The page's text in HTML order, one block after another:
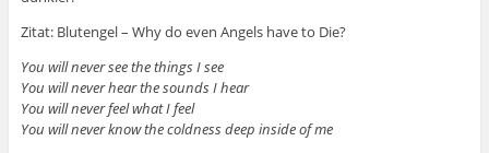
Zitat: Blutengel – Why do even Angels have to Die?
You will never see the things I see
You will never hear the sounds I hear
You will never feel what I feel
You will never know the coldness deep inside of me